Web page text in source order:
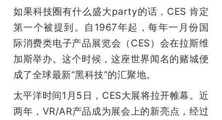
动
中
GAIR
如果科技圈有什么盛大party的话，CES 肯定
第一个被提到。自1967年起，每年一月份国
际消费类电子产品展览会（CES）会在拉斯维
加斯举办。这个时候，这座世界闻名的赌城便
成了全球最新“黑科技”的汇聚地。
太平洋时间1月5日，CES大展将拉开帷幕。近
两年，VR/AR产品成为展会上的新亮点，经过